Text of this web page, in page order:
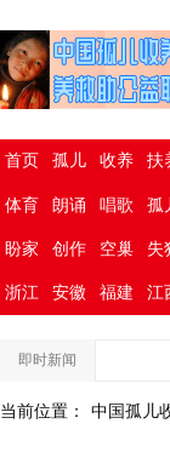
首页 孤儿 收养 扶
体育 朗诵 唱歌 孤
盼家 创作 空巢 失
浙江 安徽 福建 江
即时新闻
当前位置： 中国孤儿